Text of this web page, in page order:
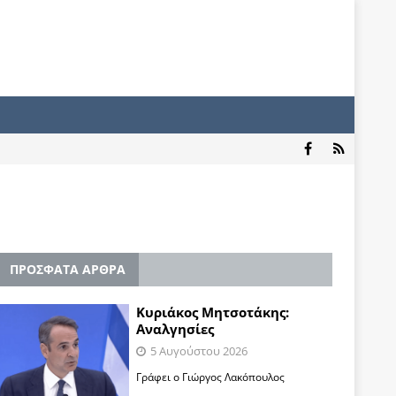
ΠΡΟΣΦΑΤΑ ΑΡΘΡΑ
Κυριάκος Μητσοτάκης:
Αναλγησίες
5 Αυγούστου 2026
Γράφει ο Γιώργος Λακόπουλος